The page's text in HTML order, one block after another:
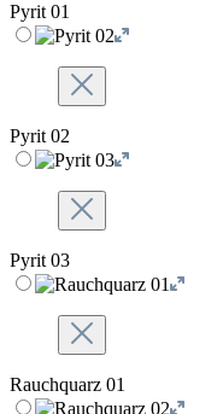
Pyrit 01
Pyrit 02
Pyrit 03
Rauchquarz 01